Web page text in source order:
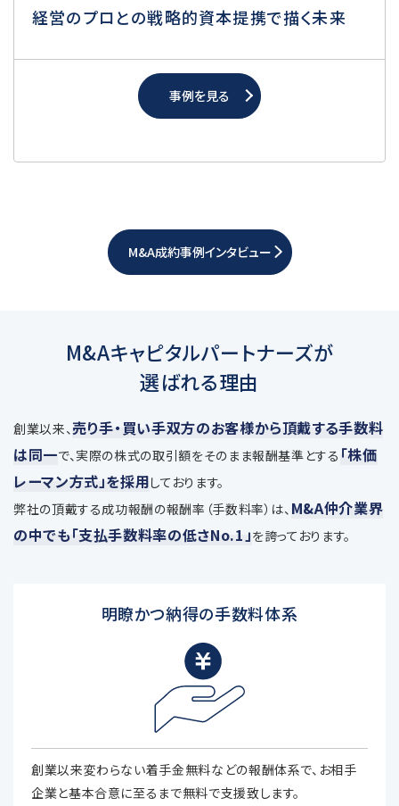
経営のプロとの戦略的資本提携で描く未来
事例を見る
M&A成約事例インタビュー
M&Aキャピタルパートナーズが
選ばれる理由
創業以来、売り手・買い手双方のお客様から頂戴する手数料
は同一で、実際の株式の取引額をそのまま報酬基準とする 「株価
レーマン方式」を採用しております。
弊社の頂戴する成功報酬の報酬率（手数料率）は、 M&A仲介業界
の中でも「支払手数料率の低さNo.1」を誇っております。
明瞭かつ納得の手数料体系
創業以来変わらない着手金無料などの報酬体系で、お相手
企業と基本合意に至るまで無料で支援致します。